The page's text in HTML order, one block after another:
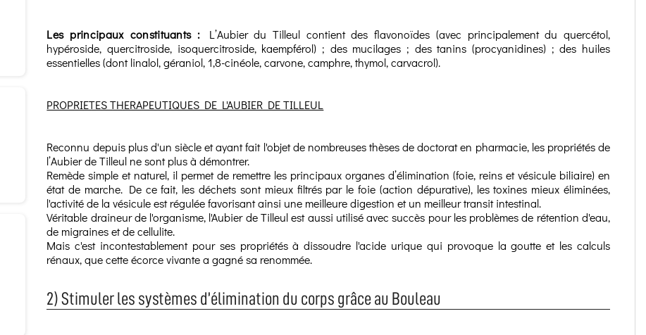
Les principaux constituants : L’Aubier du Tilleul contient des flavonoïdes (avec principalement du quercétol,
hypéroside, quercitroside, isoquercitroside, kaempférol) ; des mucilages ; des tanins (procyanidines) ; des huiles
essentielles (dont linalol, géraniol, 1,8-cinéole, carvone, camphre, thymol, carvacrol).
PROPRIETES THERAPEUTIQUES DE L'AUBIER DE TILLEUL
Reconnu depuis plus d'un siècle et ayant fait l'objet de nombreuses thèses de doctorat en pharmacie, les propriétés de
l’Aubier de Tilleul ne sont plus à démontrer.
Remède simple et naturel, il permet de remettre les principaux organes d’élimination (foie, reins et vésicule biliaire) en
état de marche. De ce fait, les déchets sont mieux filtrés par le foie (action dépurative), les toxines mieux éliminées,
l'activité de la vésicule est régulée favorisant ainsi une meilleure digestion et un meilleur transit intestinal.
Véritable draineur de l'organisme, l'Aubier de Tilleul est aussi utilisé avec succès pour les problèmes de rétention d'eau,
de migraines et de cellulite.
Mais c'est incontestablement pour ses propriétés à dissoudre l'acide urique qui provoque la goutte et les calculs
rénaux, que cette écorce vivante a gagné sa renommée.
2) Stimuler les systèmes d’élimination du corps grâce au Bouleau